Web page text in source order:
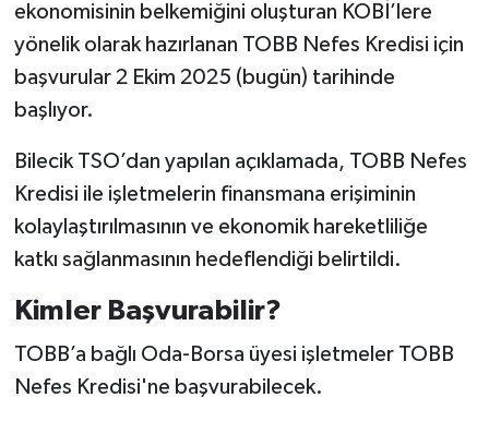
ekonomisinin belkemiğini oluşturan KOBİ’lere
yönelik olarak hazırlanan TOBB Nefes Kredisi için
başvurular 2 Ekim 2025 (bugün) tarihinde
başlıyor.
Bilecik TSO’dan yapılan açıklamada, TOBB Nefes
Kredisi ile işletmelerin finansmana erişiminin
kolaylaştırılmasının ve ekonomik hareketliliğe
katkı sağlanmasının hedeflendiği belirtildi.
Kimler Başvurabilir?
TOBB’a bağlı Oda-Borsa üyesi işletmeler TOBB
Nefes Kredisi'ne başvurabilecek.